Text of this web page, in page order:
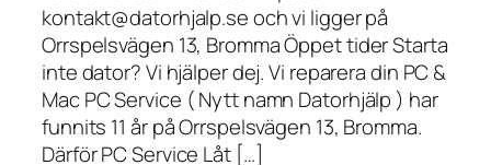
kontakt@datorhjalp.se och vi ligger på
Orrspelsvägen 13, Bromma Öppet tider Starta
inte dator? Vi hjälper dej. Vi reparera din PC &
Mac PC Service ( Nytt namn Datorhjälp ) har
funnits 11 år på Orrspelsvägen 13, Bromma.
Därför PC Service Låt […]